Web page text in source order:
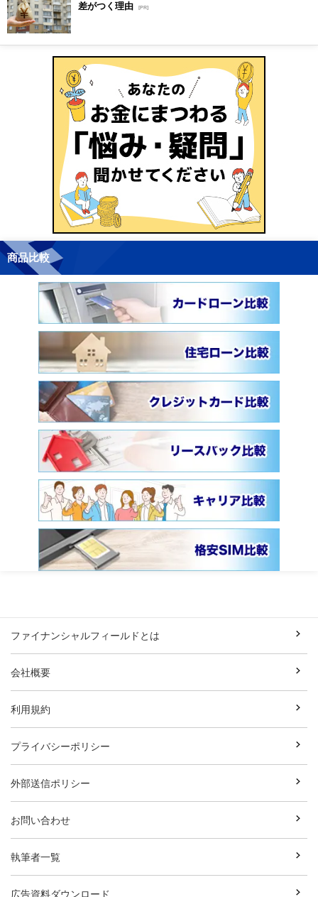
差がつく理由 [PR]
商品比較
ファイナンシャルフィールドとは
会社概要
利用規約
プライバシーポリシー
外部送信ポリシー
お問い合わせ
執筆者一覧
広告資料ダウンロード